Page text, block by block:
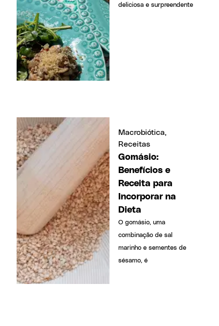
deliciosa e surpreendente
Macrobiótica
Receitas
Gomásio:
Benefícios e
Receita para
Incorporar na
Dieta
O gomásio, uma
combinação de sal
marinho e sementes de
sésamo, é